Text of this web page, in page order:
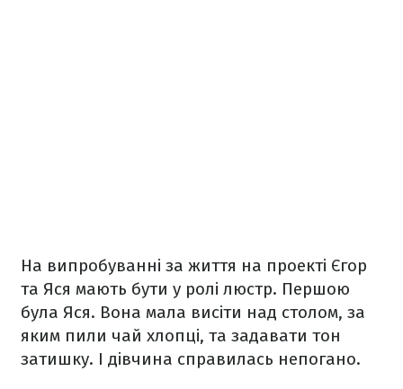
На випробуванні за життя на проекті Єгор
та Яся мають бути у ролі люстр. Першою
була Яся. Вона мала висіти над столом, за
яким пили чай хлопці, та задавати тон
затишку. І дівчина справилась непогано.